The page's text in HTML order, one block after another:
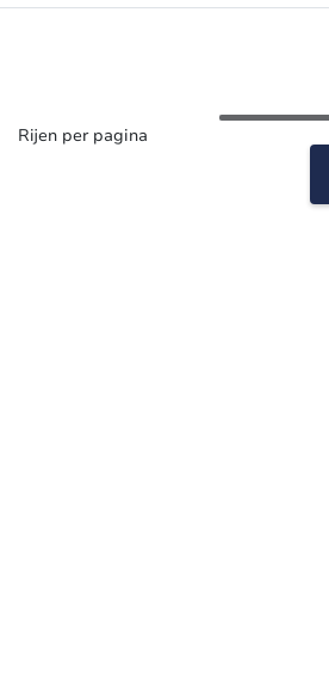
Rijen per pagina